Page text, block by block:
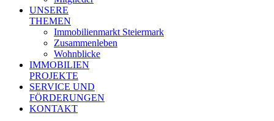
UNSERE
THEMEN
Immobilienmarkt Steiermark
Zusammenleben
Wohnblicke
IMMOBILIEN
PROJEKTE
SERVICE UND
FÖRDERUNGEN
KONTAKT